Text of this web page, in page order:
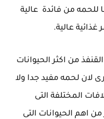
للحمه من فائدة عالية
عالية.
من اكثر الحيوانات
لان لحمه مفيد جدا ولا
المختلفة التى
اهم الحيوانات التى